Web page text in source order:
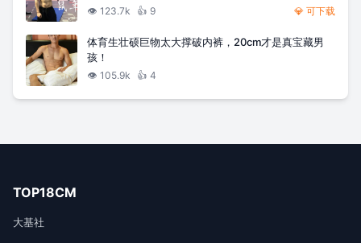
👁️ 123.7k 👍 9 💎 可下载
体育生壮硕巨物太大撑破内裤，20cm才是真宝藏男
孩！
👁️ 105.9k 👍 4
TOP18CM
大基社